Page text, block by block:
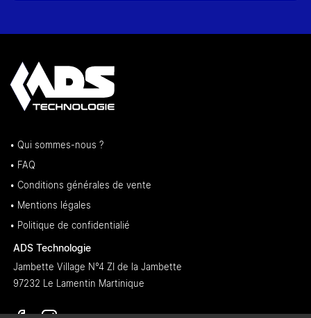
• Qui sommes-nous ?
• FAQ
• Conditions générales de vente
• Mentions légales
• Politique de confidentialié
ADS Technologie
Jambette Village N°4 ZI de la Jambette
97232 Le Lamentin Martinique